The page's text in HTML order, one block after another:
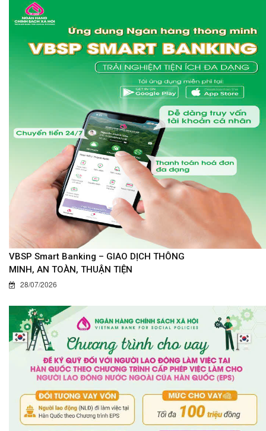
VBSP Smart Banking – GIAO DỊCH THÔNG
MINH, AN TOÀN, THUẬN TIỆN
28/07/2026